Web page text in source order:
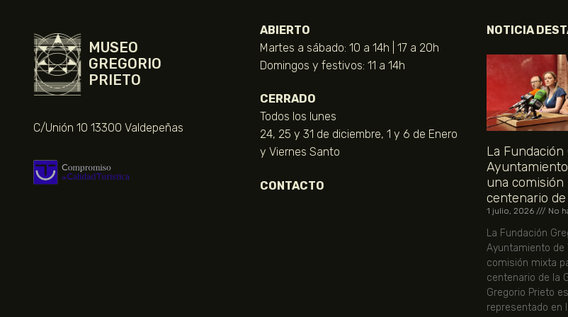
MUSEO
GREGORIO
PRIETO
C/Unión 10 13300 Valdepeñas
ABIERTO
Martes a sábado: 10 a 14h | 17 a 20h
Domingos y festivos: 11 a 14h
CERRADO
Todos los lunes
24, 25 y 31 de diciembre, 1 y 6 de Enero
y Viernes Santo
CONTACTO
NOTICIA
La
una comisión
centenario
1 julio, 2026 No
La Fundación
Ayuntamiento de
comisión mixta
centenario de la
Gregorio Prieto
representado en